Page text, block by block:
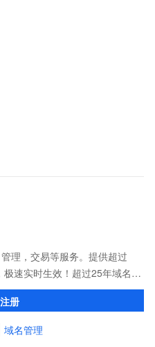
理，交易等服务。提供超过
速实时生效！超过25年域名服
里云注册，连续多年市场NO.1
册
域名管理